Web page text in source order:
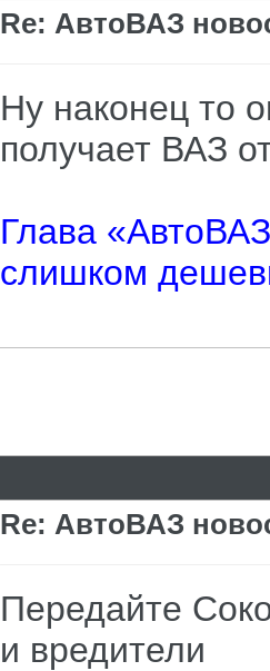
Re: АвтоВАЗ
Ну наконец то
получает ВАЗ
Глава
слишком
Re: АвтоВАЗ
Передайте
и вредители